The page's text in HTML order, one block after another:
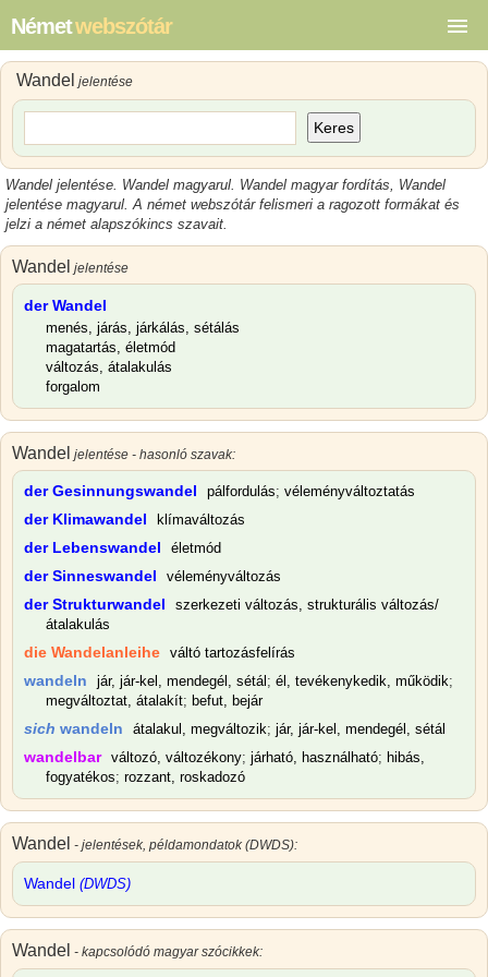
Németwebszótár
Wandel jelentése
Keres
Wandel jelentése. Wandel magyarul. Wandel magyarfordítás, Wandel
jelentése magyarul. A német webszótár felismeri a ragozott formákat és
jelzi a német alapszókincs szavait.
Wandel jelentése
der Wandel
menés, járás, járkálás, sétálás
magatartás, életmód
változás, átalakulás
forgalom
Wandel jelentése - hasonló szavak:
der Gesinnungswandel pálfordulás; véleményváltoztatás
der Klimawandel klímaváltozás
der Lebenswandel életmód
der Sinneswandel véleményváltozás
der Strukturwandel
szerkezeti változás, strukturális változás/
átalakulás
die Wandelanleihe váltó tartozásfelírás
wandeln jár, jár-kel, mendegél, sétál ; él, tevékenykedik, működik;
megváltoztat, átalakít; befut, bejár
sich wandeln átalakul, megváltozik; jár, jár-kel, mendegél, sétál
wandelbar változó, változékony; járható, használható; hibás,
fogyatékos; rozzant, roskadozó
Wandel - jelentések, példamondatok (DWDS):
Wandel (DWDS)
Wandel - kapcsolódó magyar szócikkek: